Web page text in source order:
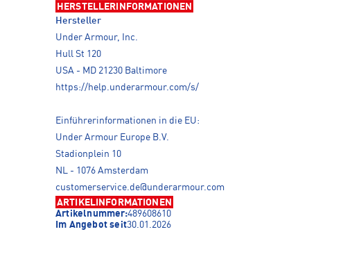
HERSTELLERINFORMATIONEN
Hersteller
Under Armour, Inc.
Hull St 120
USA - MD 21230 Baltimore
https://help.underarmour.com/s/
Einführerinformationen in die EU:
Under Armour Europe B.V.
Stadionplein 10
NL - 1076 Amsterdam
customerservice.de@underarmour.com
ARTIKELINFORMATIONEN
Artikelnummer:489608610
Im Angebot seit30.01.2026